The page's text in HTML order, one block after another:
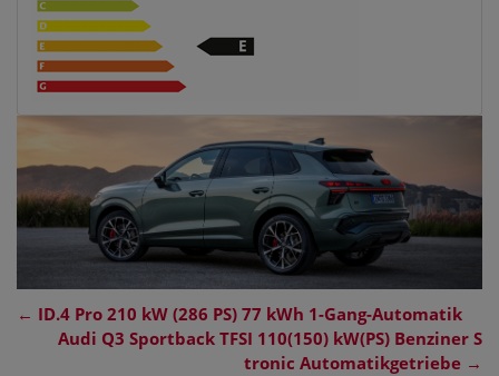
← ID.4 Pro 210 kW (286 PS) 77 kWh 1-Gang-Automatik
Audi Q3 Sportback TFSI 110(150) kW(PS) Benziner S
tronic Automatikgetriebe →